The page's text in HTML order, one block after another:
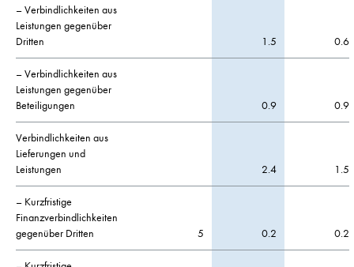
– Verbindlichkeiten aus
Leistungen gegenüber
Dritten
1.5 0.6
– Verbindlichkeiten aus
Leistungen gegenüber
Beteiligungen
0.9 0.9
Verbindlichkeiten aus
Lieferungen und
Leistungen
2.4 1.5
– Kurzfristige
Finanzverbindlichkeiten
gegenüber Dritten
5 0.2 0.2